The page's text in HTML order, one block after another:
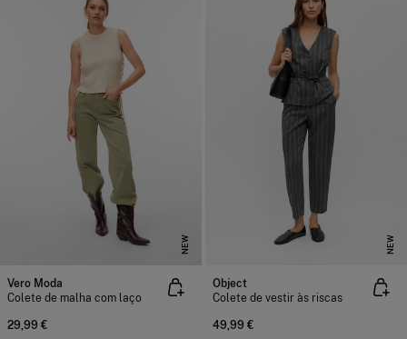
NEW
Vero Moda
Colete de malha com laço
29,99 €
NEW
Object
Colete de vestir às riscas
49,99 €